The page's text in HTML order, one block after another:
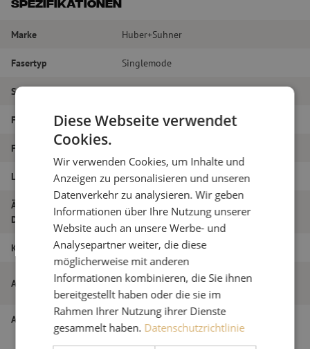
Spezifikationen
Marke Huber+Suhner
Fasertyp Singlemode
Steckertyp E2000/APC – E2000/APC
Faser-Typ G.657A1
Faseranzahl
Länge 10m
Äußerer
Durchmesser (mm)
2.0
Klasse B
Artikelname
Patchkabel duplex SM, E2000/APC-
E2000/APC, 2,0mm, 10m
Artikel Nummer M20000306
Diese Webseite verwendet
Cookies.
Wir verwenden Cookies, um Inhalte und
Anzeigen zu personalisieren und unseren
Datenverkehr zu analysieren. Wir geben
Informationen über Ihre Nutzung unserer
Website auch an unsere Werbe- und
Analysepartner weiter, die diese
möglicherweise mit anderen
Informationen kombinieren, die Sie ihnen
bereitgestellt haben oder die sie im
Rahmen Ihrer Nutzung ihrer Dienste
gesammelt haben. Datenschutzrichtlinie